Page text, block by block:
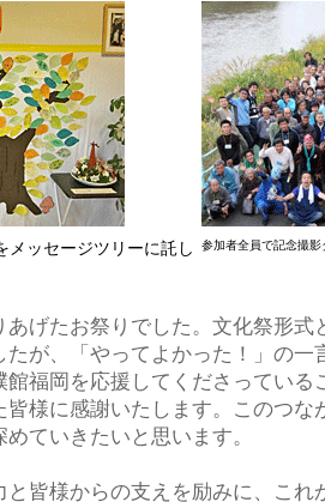
メッセージツリーに託し
参加者全員で記念撮影
あげたお祭りでした。文化祭形式
たが、「やってよかった！」の一
館福岡を応援してくださっている
皆様に感謝いたします。このつな
ていきたいと思います。
と皆様からの支えを励みに、これ